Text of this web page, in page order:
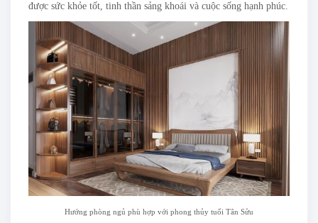
được sức khỏe tốt, tinh thần sảng khoái và cuộc sống hạnh phúc.
Hướng phòng ngủ phù hợp với phong thủy tuổi Tân Sửu